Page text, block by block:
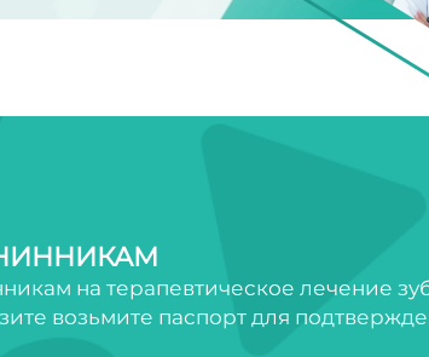
на терапевтическое лечение
возьмите паспорт для